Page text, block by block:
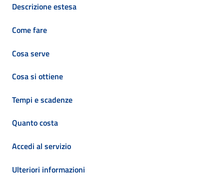
Descrizione estesa
Come fare
Cosa serve
Cosa si ottiene
Tempi e scadenze
Quanto costa
Accedi al servizio
Ulteriori informazioni